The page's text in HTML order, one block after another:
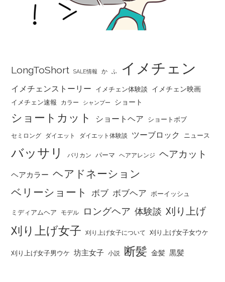
LongToShort SALE情報 か ふ イメチェン
イメチェンストーリー イメチェン体験談 イメチェン映画
イメチェン速報 カラー シャンプー ショート
ショートカット ショートヘア ショートボブ
セミロング ダイエット ダイエット体験談 ツーブロック ニュース
バッサリ バリカン パーマ ヘアアレンジ ヘアカット
ヘアカラー ヘアドネーション
ベリーショート
ボブ ボブヘア ボーイッシュ
ミディアムヘア モデル ロングヘア 体験談 刈り上げ
刈り上げ女子 刈り上げ女子について 刈り上げ女子女ウケ
刈り上げ女子男ウケ 坊主女子 小説 断髪 金髪 黒髪